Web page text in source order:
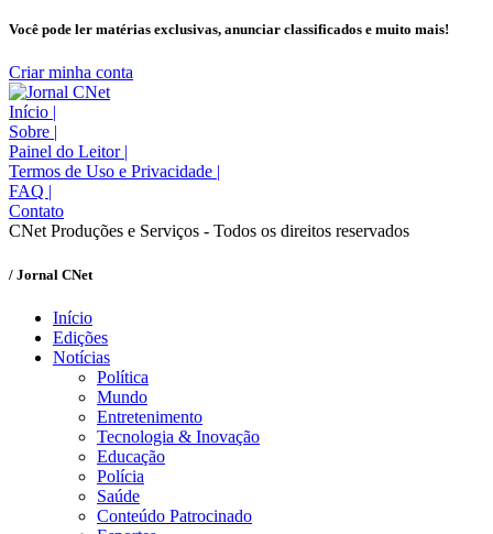
Você pode ler matérias exclusivas, anunciar classificados e muito mais!
Criar minha conta
Início |
Sobre |
Painel do Leitor |
Termos de Uso e Privacidade |
FAQ |
Contato
CNet Produções e Serviços - Todos os direitos reservados
/ Jornal CNet
Início
Edições
Notícias
Política
Mundo
Entretenimento
Tecnologia & Inovação
Educação
Polícia
Saúde
Conteúdo Patrocinado